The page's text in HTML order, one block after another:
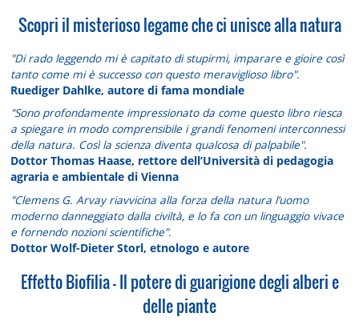
Scopri il misterioso legame che ci unisce alla natura
"Di rado leggendo mi è capitato di stupirmi, imparare e gioire così
tanto come mi è successo con questo meraviglioso libro".
Ruediger Dahlke, autore di fama mondiale
"Sono profondamente impressionato da come questo libro riesca
a spiegare in modo comprensibile i grandi fenomeni interconnessi
della natura. Così la scienza diventa qualcosa di palpabile".
Dottor Thomas Haase, rettore dell’Università di pedagogia
agraria e ambientale di Vienna
"Clemens G. Arvay riavvicina alla forza della natura l’uomo
moderno danneggiato dalla civiltà, e lo fa con un linguaggio vivace
e fornendo nozioni scientifiche".
Dottor Wolf-Dieter Storl, etnologo e autore
Effetto Biofilia - Il potere di guarigione degli alberi e
delle piante